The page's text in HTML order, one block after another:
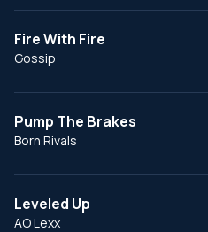
Fire With Fire
Gossip
Pump The Brakes
Born Rivals
Leveled Up
AO Lexx